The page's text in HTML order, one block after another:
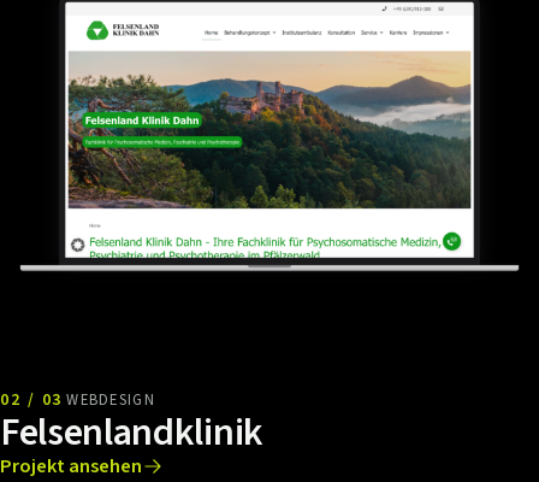
02 / 03 WEBDESIGN
Felsenlandklinik
Projekt ansehen